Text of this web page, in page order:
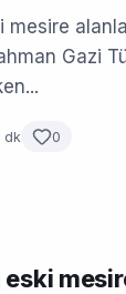
mesire
Gazi
dk 0